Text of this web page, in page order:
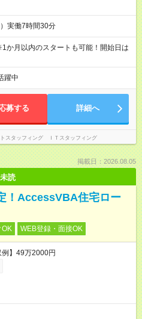
実働7時間30分
か月以内のスタートも可能！開始日は
躍中
募する 詳細へ
スタッフィング ＩＴスタッフィング
掲載日：2026.08.05
未読
！AccessVBA住宅ロー
OK WEB登録・面接OK
】49万2000円